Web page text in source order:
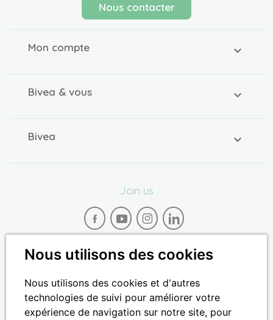
Nous utilisons des cookies
Nous utilisons des cookies et d'autres
technologies de suivi pour améliorer votre
expérience de navigation sur notre site, pour
Nous contacter
Mon compte
Bivea & vous
Bivea
Join us
Paiement 100% sécurisé